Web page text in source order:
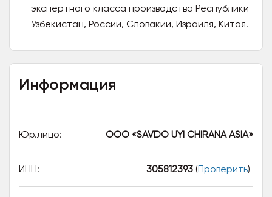
экспертного класса производства Республики
Узбекистан, России, Словакии, Израиля, Китая.
Информация
Юр.лицо: ООО «SAVDO UYI CHIRANA ASIA»
ИНН: 305812393 (Проверить)